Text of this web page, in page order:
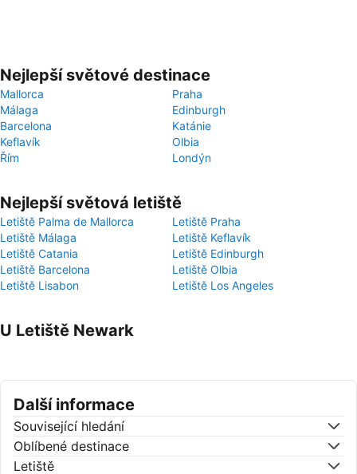
Nejlepší světové destinace
Mallorca
Praha
Málaga
Edinburgh
Barcelona
Katánie
Keflavík
Olbia
Řím
Londýn
Nejlepší světová letiště
Letiště Palma de Mallorca
Letiště Praha
Letiště Málaga
Letiště Keflavík
Letiště Catania
Letiště Edinburgh
Letiště Barcelona
Letiště Olbia
Letiště Lisabon
Letiště Los Angeles
U Letiště Newark
Další informace
Související hledání
Oblíbené destinace
Letiště